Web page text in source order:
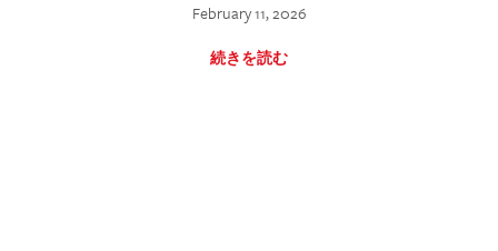
February 11, 2026
続きを読む